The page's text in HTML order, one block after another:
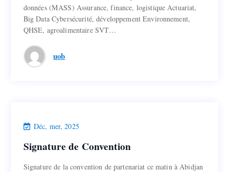
données (MASS) Assurance, finance, logistique Actuariat,
Big Data Cybersécurité, développement Environnement,
QHSE, agroalimentaire SVT…
uob
données (MASS) Assurance, finance, logistique Actuariat,
Big Data Cybersécurité, développement Environnement,
QHSE, agroalimentaire SVT…
Déc, mer, 2025
Signature de Convention
Signature de la convention de partenariat ce matin à Abidjan
Signature de Convention
Signature de la convention de partenariat ce matin à Abidjan